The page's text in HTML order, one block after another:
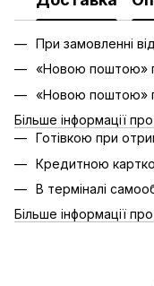
При замовленні
«Новою поштою»
«Новою поштою»
Більше інформації
Готівкою при
Кредитною
В терміналі
Більше інформації